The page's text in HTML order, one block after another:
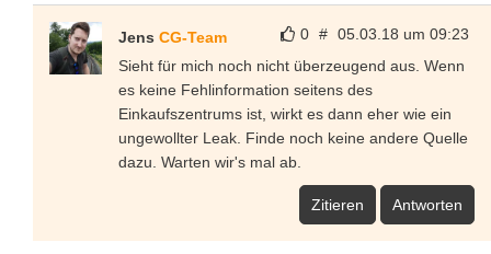
0 # 05.03.18 um 09:23
Jens CG-Team
Sieht für mich noch nicht überzeugend aus. Wenn
es keine Fehlinformation seitens des
Einkaufszentrums ist, wirkt es dann eher wie ein
ungewollter Leak. Finde noch keine andere Quelle
dazu. Warten wir's mal ab.
Zitieren Antworten